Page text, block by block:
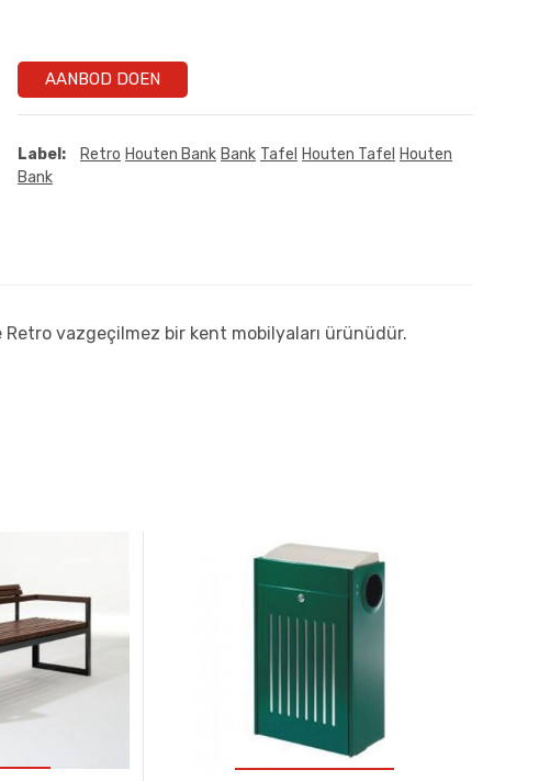
AANBOD DOEN
Label: Retro Houten Bank Bank Tafel Houten Tafel Houten
Bank
vazgeçilmez bir kent mobilyaları ürünüdür.